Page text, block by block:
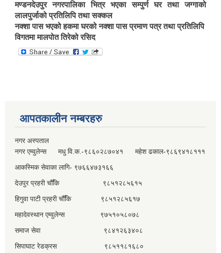
मण्डनदेउपुर नगरपालिका भित्र भएका सम्पुर्ण घर तथा जग्गाको
लालपुर्जाको प्रतिलिपि तथा सक्‍कल
नक्शा पास भएको हकमा घरको नक्शा पास प्रमाण पत्र तथा प्रतिलिपि
विगतमा मालपोत तिरेको रसिद
आपतकालीन नम्बरहरु
नगर अस्पताल
नगर एम्वुलेन्स मधु वि.क.-९८६०२८७०४१ महेश ढकाल-९८६९४१८१११
आकस्मिक सेवाका लागि- ९७६६४७३१६६
देउपुर प्रहरी चौँकि ९८५१२८५६१५
हिगुवा पाटी प्रहरी चौँकि ९८५१२८५६१७
महादेवस्थान एम्वुलेन्स ९७५१०५८०७८
समाज सेवा ९८४१२६३४०८
सिपाघाट रेडक्रस ९८५११८१६८०